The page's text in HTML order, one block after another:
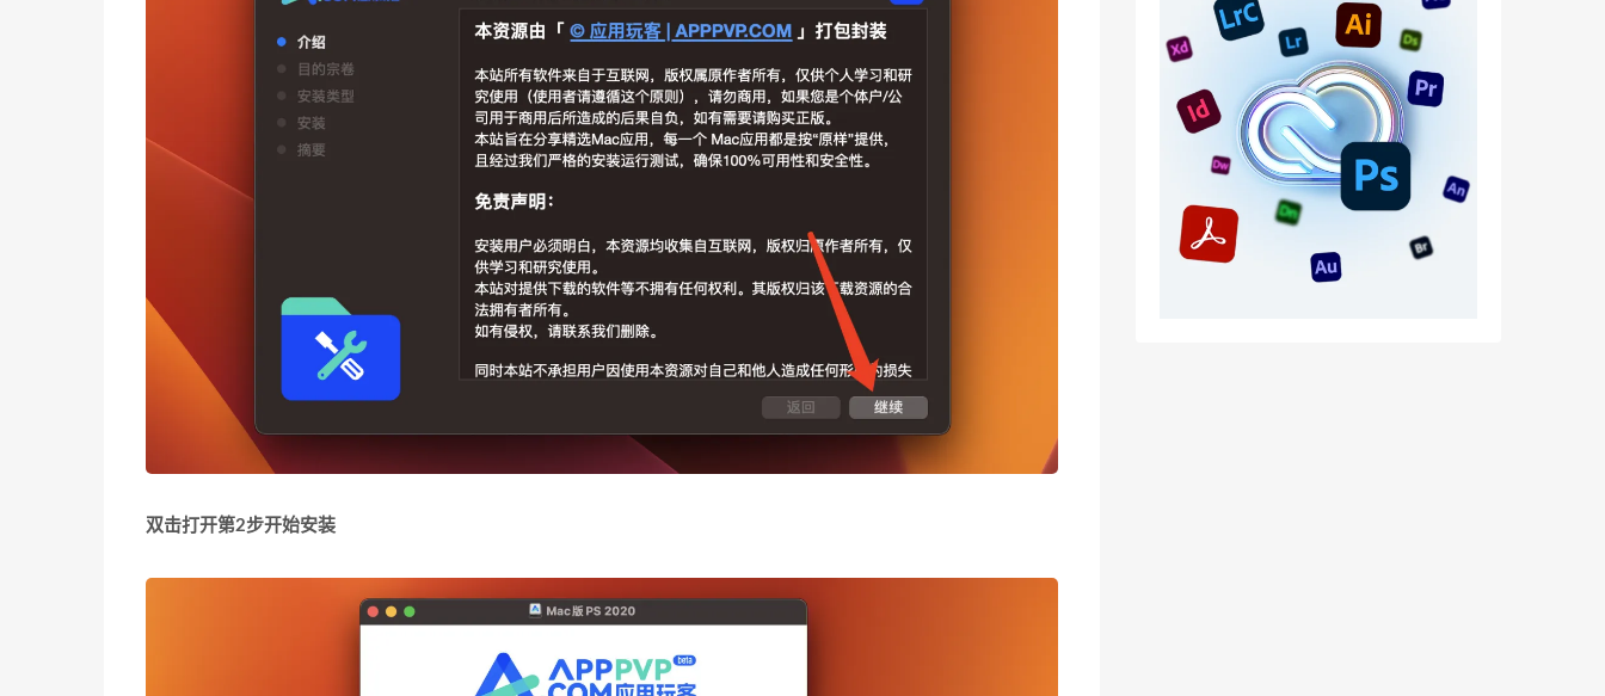
双击打开第2步开始安装